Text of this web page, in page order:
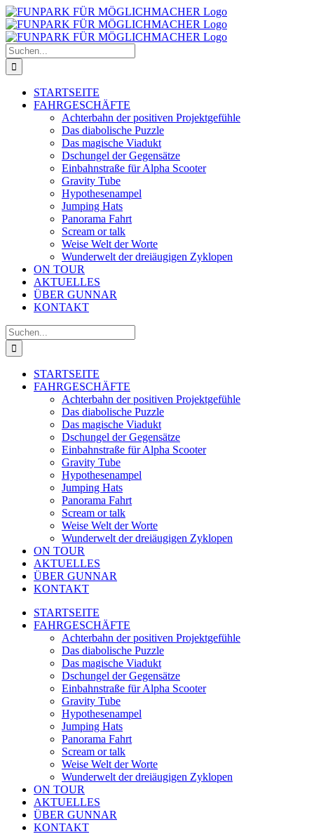
Zum
Inhalt
springen
Suche
nach:
STARTSEITE
FAHRGESCHÄFTE
Achterbahn der positiven Projektgefühle
Das diabolische Puzzle
Das magische Viadukt
Dschungel der Gegensätze
Einbahnstraße für Alpha Scooter
Gravity Tube
Hypothesenampel
Jumping Hats
Panorama Fahrt
Scream or talk
Weise Welt der Worte
Wunderwelt der dreiäugigen Zyklopen
ON TOUR
AKTUELLES
ÜBER GUNNAR
KONTAKT
Suche
nach:
STARTSEITE
FAHRGESCHÄFTE
Achterbahn der positiven Projektgefühle
Das diabolische Puzzle
Das magische Viadukt
Dschungel der Gegensätze
Einbahnstraße für Alpha Scooter
Gravity Tube
Hypothesenampel
Jumping Hats
Panorama Fahrt
Scream or talk
Weise Welt der Worte
Wunderwelt der dreiäugigen Zyklopen
ON TOUR
AKTUELLES
ÜBER GUNNAR
KONTAKT
STARTSEITE
FAHRGESCHÄFTE
Achterbahn der positiven Projektgefühle
Das diabolische Puzzle
Das magische Viadukt
Dschungel der Gegensätze
Einbahnstraße für Alpha Scooter
Gravity Tube
Hypothesenampel
Jumping Hats
Panorama Fahrt
Scream or talk
Weise Welt der Worte
Wunderwelt der dreiäugigen Zyklopen
ON TOUR
AKTUELLES
ÜBER GUNNAR
KONTAKT